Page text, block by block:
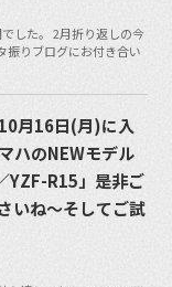
した。 2月折り返しの今
振りブログにお付き合い
月16日(月)に入
ハのNEWモデル
YZF-R15」是非ご
いね〜そしてご試